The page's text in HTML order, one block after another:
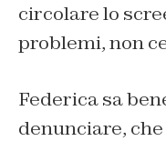
circolare lo
problemi, non
Federica sa
denunciare,